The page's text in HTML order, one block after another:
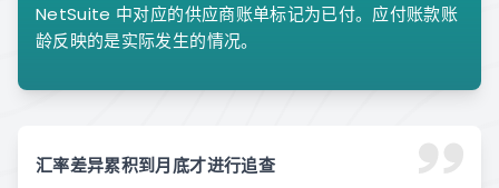
NetSuite 中对应的供应商账单标记为已付。应付账款账
龄反映的是实际发生的情况。
汇率差异累积到月底才进行追查